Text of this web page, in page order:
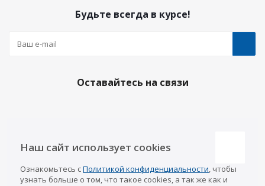
Будьте всегда в курсе!
Оставайтесь на связи
Наши контакты
Казань
8 (843) 207-03-08
info@a-pricep.ru
Наш сайт использует cookies
Ознакомьтесь сПолитикой конфиденциальности, чтобы
узнать больше о том, что такое cookies, а так же как и